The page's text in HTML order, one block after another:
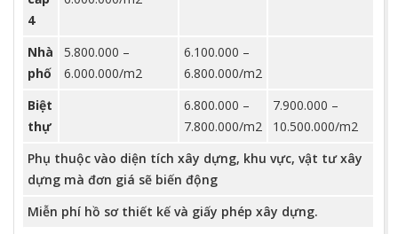
4
Nhà
phố
5.800.000 –
6.000.000/m2
6.100.000 –
6.800.000/m2
Biệt
thự
6.800.000 –
7.800.000/m2
7.900.000 –
10.500.000/m2
Phụ thuộc vào diện tích xây dựng, khu vực, vật tư xây
dựng mà đơn giá sẽ biến động
Miễn phí hồ sơ thiết kế và giấy phép xây dựng.